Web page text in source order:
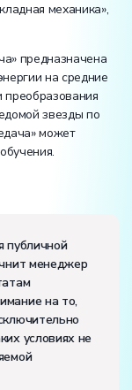
механика»,
предназначена
на средние
звезды по
может
+10…+35
и
2
публичной
менеджер
на то,
условиях не